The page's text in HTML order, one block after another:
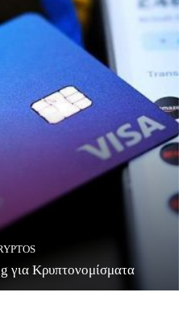
για Κρυπτονομίσματα